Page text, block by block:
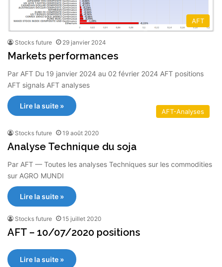
AFT
Stocks future 29 janvier 2024
Markets performances
Par AFT Du 19 janvier 2024 au 02 février 2024 AFT positions
AFT signals AFT analyses
Lire la suite »
AFT-Analyses
Stocks future 19 août 2020
Analyse Technique du soja
Par AFT — Toutes les analyses Techniques sur les commodities
sur AGRO MUNDI
Lire la suite »
Stocks future 15 juillet 2020
AFT – 10/07/2020 positions
Lire la suite »